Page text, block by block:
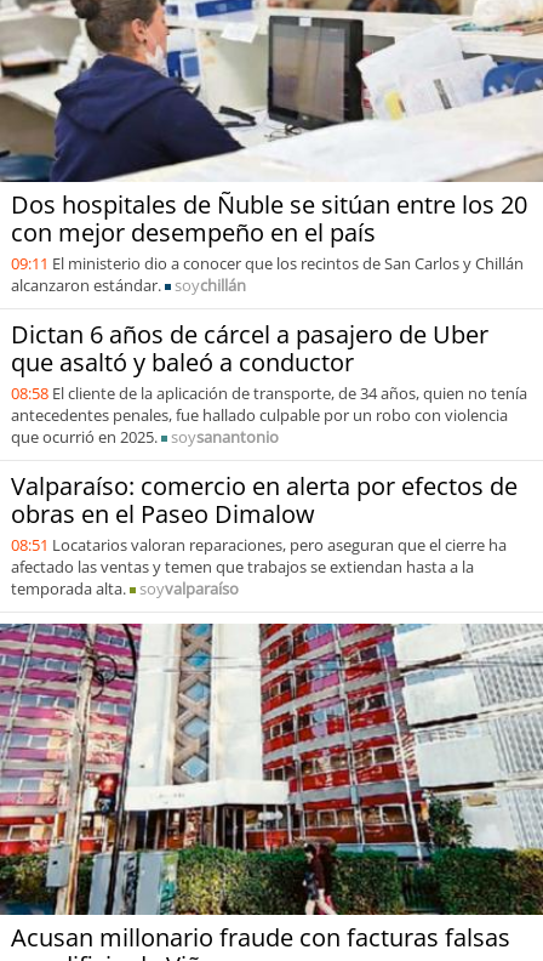
Dos hospitales de Ñuble se sitúan entre los 20
con mejor desempeño en el país
09:11 El ministerio dio a conocer que los recintos de San Carlos y Chillán
alcanzaron estándar.
soychillán
Dictan 6 años de cárcel a pasajero de Uber
que asaltó y baleó a conductor
08:58 El cliente de la aplicación de transporte, de 34 años, quien no tenía
antecedentes penales, fue hallado culpable por un robo con violencia
que ocurrió en 2025.
soysanantonio
Valparaíso: comercio en alerta por efectos de
obras en el Paseo Dimalow
08:51 Locatarios valoran reparaciones, pero aseguran que el cierre ha
afectado las ventas y temen que trabajos se extiendan hasta a la
temporada alta.
soyvalparaíso
Acusan millonario fraude con facturas falsas